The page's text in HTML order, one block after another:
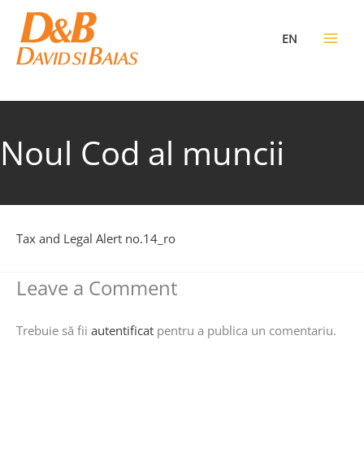
content
EN
Noul Cod al muncii
Tax and Legal Alert no.14_ro
Leave a Comment
Trebuie să fii autentificat pentru a publica un comentariu.